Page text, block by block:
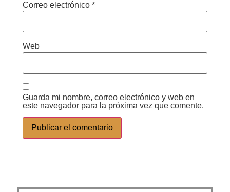
Correo electrónico *
Web
Guarda mi nombre, correo electrónico y web en
este navegador para la próxima vez que comente.